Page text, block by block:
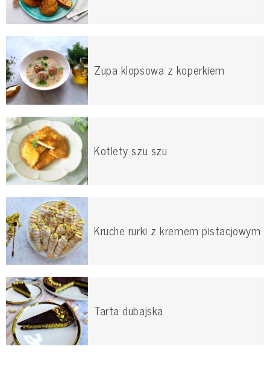
Zupa klopsowa z koperkiem
Kotlety szu szu
Kruche rurki z kremem pistacjowym
Tarta dubajska